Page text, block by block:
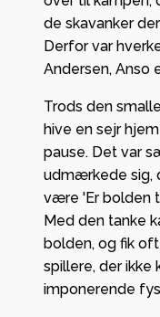
de skavanker
Derfor var
Andersen, Anso
Trods den
hive en sejr
pause. Det var
udmærkede sig,
være 'Er bolden
Med den tanke
bolden, og fik
spillere, der ikke
imponerende